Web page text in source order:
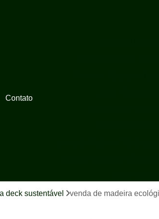
Contato
Lixeira
deck sustentável venda de madeira